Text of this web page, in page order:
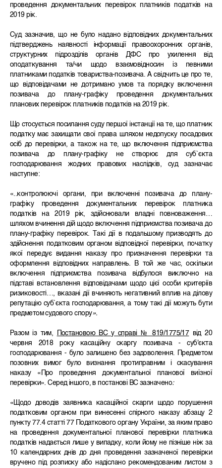
проведення документальних перевірок платників податків на
2019 рік.
Суд зазначив, що не було надано відповідних документальних
підтверджень наявності інформації правоохоронних органів,
структурних підрозділів органів ДФС про ухилення від
оподаткування та/чи щодо взаємовідносин із певними
платниками податків товариства-позивача. А свідчить це про те,
що відповідачами не дотримано умов та порядку включення
позивача до плану-графіку проведення документальних
планових перевірок платників податків на 2019 рік.
Що стосується посилання суду першої інстанції на те, що платник
податку має захищати свої права шляхом недопуску посадових
осіб до перевірки, а також на те, що включення підприємства
позивача до плану-графіку не створює для суб`єкта
господарювання жодних правових наслідків, суд зазначає
наступне:
«..контролюючі органи, при включенні позивача до плану-
графіку проведення документальних перевірок платника
податків на 2019 рік, здійснювали владні повноваження…
шляхом вчинення дій щодо включення підприємства позивача до
плану-графіку перевірок. Такі дії в подальшому призводять до
здійснення податковим органом відповідної перевірки, початку
якої передує видання наказу про призначення перевірки та
оформлення відповідних направлень. В той же час, оскільки
включення підприємства позивача відбулося виключно на
підставі встановлення відповідачами щодо цієї особи критеріїв
ризиковості…, вказані дії вчиняють негативний вплив на ділову
репутацію суб`єкта господарювання, а тому такі дії можуть бути
предметом судового спору».
Разом із тим, Постановою ВС у справі № 819/1775/17 від 20
червня 2018 року касаційну скаргу позивача - суб'єкта
господарювання - було залишено без задоволення. Предметом
позовних вимог було визнання протиправним і скасування
наказу «Про проведення документальної планової виїзної
перевірки». Серед іншого, в постанові ВС зазначено:
«Щодо доводів заявника касаційної скарги щодо порушення
податковим органом при винесенні спірного наказу абзацу 2
пункту 77.4 статті 77 Податкового органу України, за яким право
на проведення документальної планової перевірки платника
податків надається лише у випадку, коли йому не пізніше ніж за
10 календарних днів до дня проведення зазначеної перевірки
вручено під розписку або надіслано рекомендованим листом з